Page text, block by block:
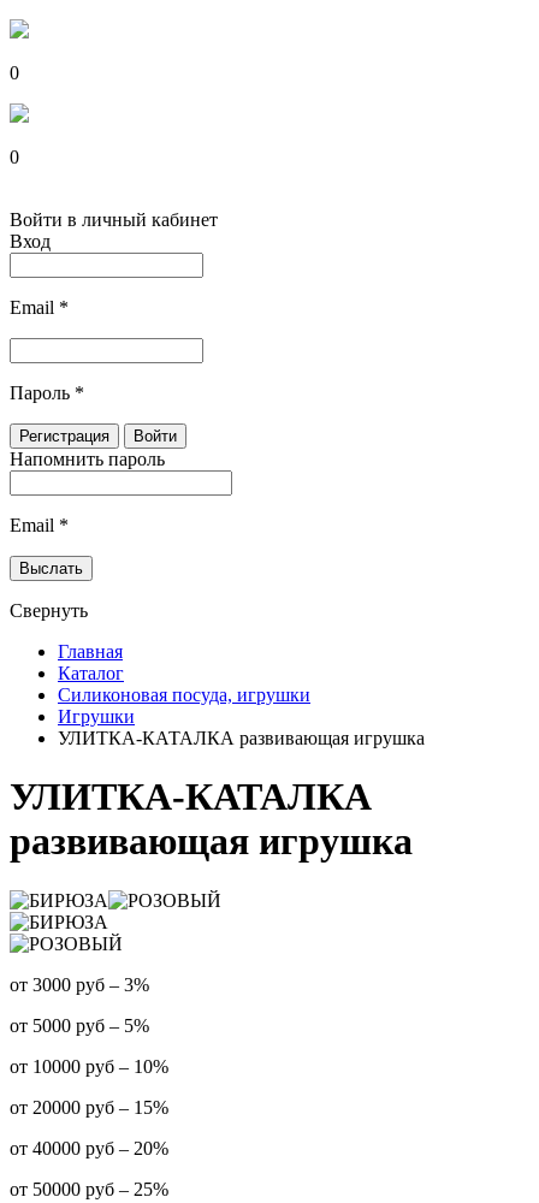
0
0
Войти в личный кабинет
Вход
Email *
Пароль *
Напомнить пароль
Email *
Свернуть
Главная
Каталог
Силиконовая посуда, игрушки
Игрушки
УЛИТКА-КАТАЛКА развивающая игрушка
УЛИТКА-КАТАЛКА
развивающая игрушка
от 3000 руб – 3%
от 5000 руб – 5%
от 10000 руб – 10%
от 20000 руб – 15%
от 40000 руб – 20%
от 50000 руб – 25%